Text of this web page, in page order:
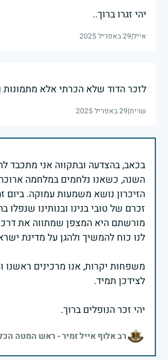
יהי זגרו ברוך..
אייל|29 באפריל 2025
לזכר הדוד שלא הכרתי אלא מתמונות
שרית|29 באפריל 2025
בכאב, בהצדעה ובתקווה אני מתכבד
השנה, כשאנו נלחמים במלחמה
הזיכרון נושא משמעות עמוקה. ביום
זכרם של טובי בנינו ובנותינו שנפלו
מורשתם היא המצפן שמתווה את
משפחות יקרות, אנו מרכינים ראשנו
יהי זכר הנופלים ברוך.
רב אלוף אייל זמיר - ראש המטה